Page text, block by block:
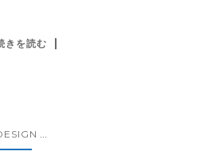
きを読む